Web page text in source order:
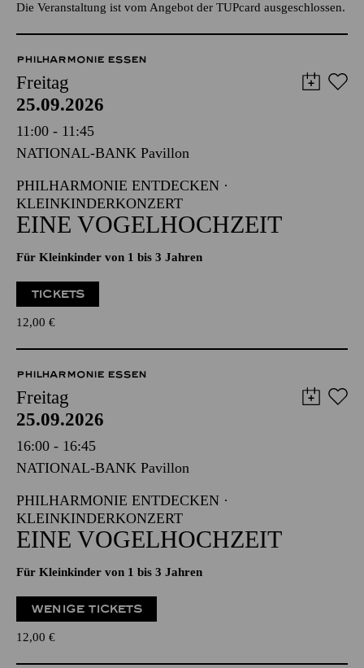
Die Veranstaltung ist vom Angebot der TUPcard ausgeschlossen.
PHILHARMONIE ESSEN
Freitag
25.09.2026
11:00 - 11:45
NATIONAL-BANK Pavillon
PHILHARMONIE ENTDECKEN ·
KLEINKINDERKONZERT
EINE VOGELHOCHZEIT
Für Kleinkinder von 1 bis 3 Jahren
TICKETS
12,00 €
PHILHARMONIE ESSEN
Freitag
25.09.2026
16:00 - 16:45
NATIONAL-BANK Pavillon
PHILHARMONIE ENTDECKEN ·
KLEINKINDERKONZERT
EINE VOGELHOCHZEIT
Für Kleinkinder von 1 bis 3 Jahren
WENIGE TICKETS
12,00 €